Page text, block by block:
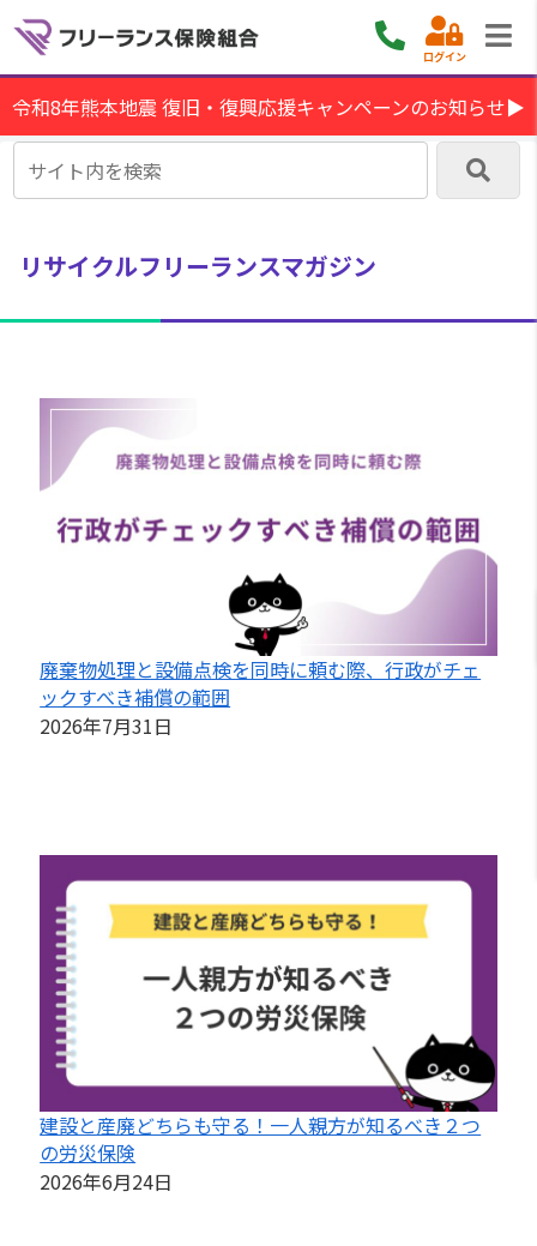
ログイン
令和8年熊本地震 復旧・復興応援キャンペーンのお知らせ▶
リサイクルフリーランスマガジン
廃棄物処理と設備点検を同時に頼む際、行政がチェ
ックすべき補償の範囲
2026年7月31日
建設と産廃どちらも守る！一人親方が知るべき２つ
の労災保険
2026年6月24日